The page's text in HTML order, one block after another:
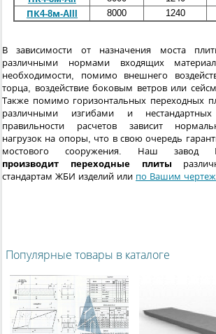
ПК4-8м-AIII
8000 1240
В зависимости от назначения моста
различными нормами входящих
необходимости, помимо внешнего
торца, воздействие боковым ветров или
Также помимо горизонтальных переходных
различными изгибами и
правильности расчетов зависит
нагрузок на опоры, что в свою очередь
мостового сооружения. Наш
производит переходные плиты
стандартам ЖБИ изделий или по Вашим
Популярные товары в каталоге